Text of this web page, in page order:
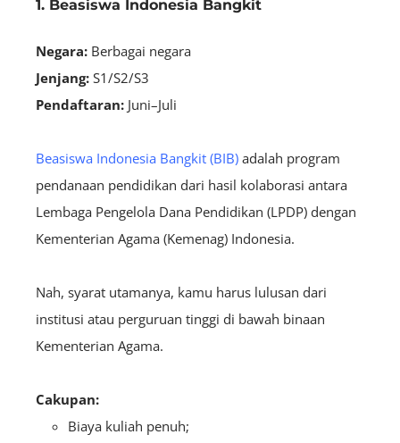
1. Beasiswa Indonesia Bangkit
Negara: Berbagai negara
Jenjang: S1/S2/S3
Pendaftaran: Juni–Juli
Beasiswa Indonesia Bangkit (BIB) adalah program
pendanaan pendidikan dari hasil kolaborasi antara
Lembaga Pengelola Dana Pendidikan (LPDP) dengan
Kementerian Agama (Kemenag) Indonesia.
Nah, syarat utamanya, kamu harus lulusan dari
institusi atau perguruan tinggi di bawah binaan
Kementerian Agama.
Cakupan:
Biaya kuliah penuh;